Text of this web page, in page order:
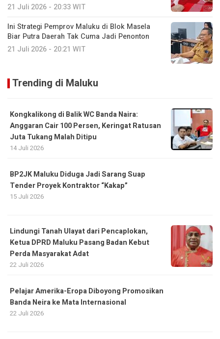
21 Juli 2026 - 20:33 WIT
Ini Strategi Pemprov Maluku di Blok Masela
Biar Putra Daerah Tak Cuma Jadi Penonton
21 Juli 2026 - 20:21 WIT
Trending di Maluku
Kongkalikong di Balik WC Banda Naira:
Anggaran Cair 100 Persen, Keringat Ratusan
Juta Tukang Malah Ditipu
14 Juli 2026
BP2JK Maluku Diduga Jadi Sarang Suap
Tender Proyek Kontraktor “Kakap”
15 Juli 2026
Lindungi Tanah Ulayat dari Pencaplokan,
Ketua DPRD Maluku Pasang Badan Kebut
Perda Masyarakat Adat
22 Juli 2026
Pelajar Amerika-Eropa Diboyong Promosikan
Banda Neira ke Mata Internasional
22 Juli 2026